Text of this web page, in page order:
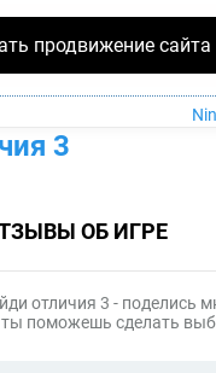
продвижение сайта
3
ОБ ИГРЕ
отличия 3 - поделись
ты поможешь сделать